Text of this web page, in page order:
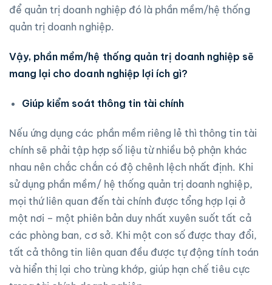
để quản trị doanh nghiệp đó là phần mềm/hệ thống
quản trị doanh nghiệp.
Vậy, phần mềm/hệ thống quản trị doanh nghiệp sẽ
mang lại cho doanh nghiệp lợi ích gì?
Giúp kiểm soát thông tin tài chính
Nếu ứng dụng các phần mềm riêng lẻ thì thông tin tài
chính sẽ phải tập hợp số liệu từ nhiều bộ phận khác
nhau nên chắc chắn có độ chênh lệch nhất định. Khi
sử dụng phần mềm/ hệ thống quản trị doanh nghiệp,
mọi thứ liên quan đến tài chính được tổng hợp lại ở
một nơi – một phiên bản duy nhất xuyên suốt tất cả
các phòng ban, cơ sở. Khi một con số được thay đổi,
tất cả thông tin liên quan đều được tự động tính toán
và hiển thị lại cho trùng khớp, giúp hạn chế tiêu cực